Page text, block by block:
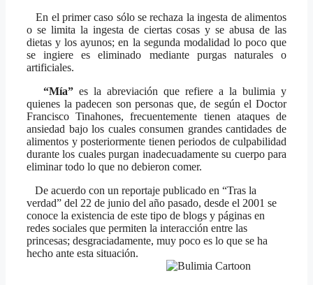
En el primer caso sólo se rechaza la ingesta de alimentos
o se limita la ingesta de ciertas cosas y se abusa de las
dietas y los ayunos; en la segunda modalidad lo poco que
se ingiere es eliminado mediante purgas naturales o
artificiales.
“Mía” es la abreviación que refiere a la bulimia y
quienes la padecen son personas que, de según el Doctor
Francisco Tinahones, frecuentemente tienen ataques de
ansiedad bajo los cuales consumen grandes cantidades de
alimentos y posteriormente tienen periodos de culpabilidad
durante los cuales purgan inadecuadamente su cuerpo para
eliminar todo lo que no debieron comer.
De acuerdo con un reportaje publicado en “Tras la
verdad” del 22 de junio del año pasado, desde el 2001 se
conoce la existencia de este tipo de blogs y páginas en
redes sociales que permiten la interacción entre las
princesas; desgraciadamente, muy poco es lo que se ha
hecho ante esta situación.